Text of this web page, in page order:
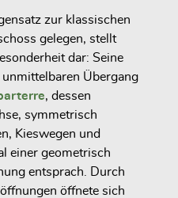
zur klassischen
gelegen, stellt
dar: Seine
unmittelbaren Übergang
, dessen
symmetrisch
Kieswegen und
einer geometrisch
entsprach. Durch
öffnete sich